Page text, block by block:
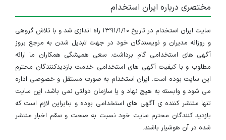
مختصری درباره ایران استخدام
سایت ایران استخدام در تاریخ ۱۳۹۱/۱/۱۰ راه اندازی شد و با تلاش گروهی
و روزانه مدیران و نویسندگان خود در جهت تبدیل شدن به مرجع بروز
آگهی های استخدامی گام برداشت. سعی همیشگی همکاران ما ارائه
مطلوب و با کیفیت آگهی های استخدامی خدمت بازدیدکنندگان محترم
این سایت بوده است. ایران استخدام به صورت مستقل و خصوصی اداره
می شود و وابسته به هیچ نهاد و یا سازمان دولتی نمی باشد، این سایت
تنها منتشر کننده ی آگهی های استخدامی بوده و بنابراین لازم است که
بازدید کنندگان محترم سایت خود نسبت به صحت و سقم اخبار منتشر
شده در آن هوشیار باشند.